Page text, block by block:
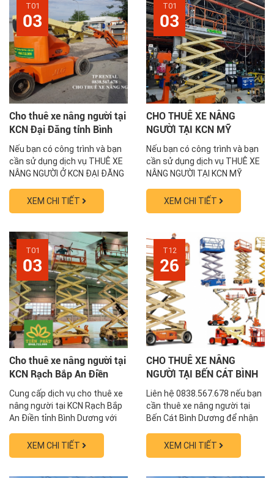
T01
03
Cho thuê xe nâng người tại
KCN Đại Đăng tỉnh Bình
Dương 0838.567.678
Nếu bạn có công trình và bạn
cần sử dụng dịch vụ THUÊ XE
NÂNG NGƯỜI Ở KCN ĐẠI ĐĂNG
chúng tôi thông qua số hotline
0848.567.678 để nhận báo giá
rẻ - thủ tục nhanh gọn, giao xe
trong ngày. Hiện tại ở KCN
Đại...
XEM CHI TIẾT
T01
03
CHO THUÊ XE NÂNG
NGƯỜI TẠI KCN MỸ
PHƯỚC TỈNH BÌNH DƯƠNG
0838.567.678
Nếu bạn có công trình và bạn
cần sử dụng dịch vụ THUÊ XE
NÂNG NGƯỜI TẠI KCN MỸ
hệ 0838.567.678 để nhận báo
giá tốt nhất ngay hôm nay
đang triển khai gói dịch vụ cho
thuê xe nâng người giá rẻ tại
Bình Dương trong...
XEM CHI TIẾT
T01
03
Cho thuê xe nâng người tại
KCN Rạch Bắp An Điền
Bình Dương 0838.567.678
Cung cấp dịch vụ cho thuê xe
nâng người tại KCN Rạch Bắp
An Điền tỉnh Bình Dương với
0838.567.678 để nhận báo giá
tốt nhất ngay hôm nay Xe
XEM CHI TIẾT
T12
26
CHO THUÊ XE NÂNG
NGƯỜI TẠI BẾN CÁT BÌNH
DƯƠNG 0838.567.678
Liên hệ 0838.567.678 nếu bạn
cần thuê xe nâng người tại
Bến Cát Bình Dương để nhận
nâng người là gì? Công Dụng
của xe nâng người Thuê xe
XEM CHI TIẾT